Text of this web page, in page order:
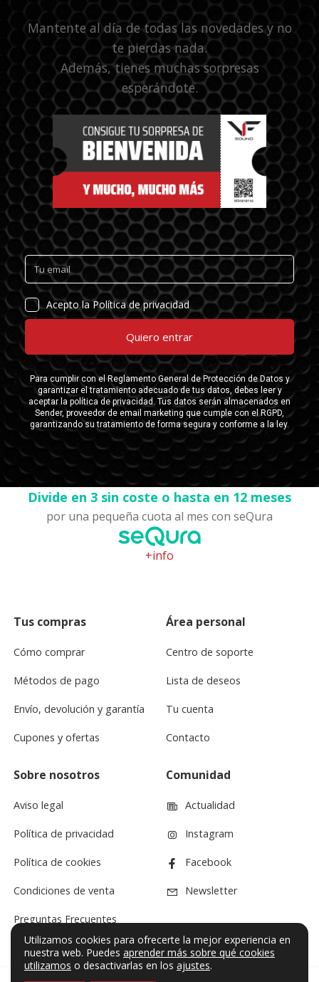
Mantente al día de todas las novedades y no
te pierdas nada.
Además, tienes muchas sorpresas
esperándote.
Divide en 3 sin coste o hasta en 12 meses
por una pequeña cuota al mes con seQura
+info
Tus compras
Cómo comprar
Métodos de pago
Envío, devolución y garantía
Cupones y ofertas
Área personal
Centro de soporte
Lista de deseos
Tu cuenta
Contacto
Sobre nosotros
Aviso legal
Política de privacidad
Política de cookies
Condiciones de venta
Preguntas Frecuentes
Comunidad
Actualidad
Instagram
Facebook
Newsletter
Utilizamos cookies para ofrecerte la mejor experiencia en
nuestra web. Puedes aprender más sobre qué cookies
utilizamos o desactivarlas en los ajustes.